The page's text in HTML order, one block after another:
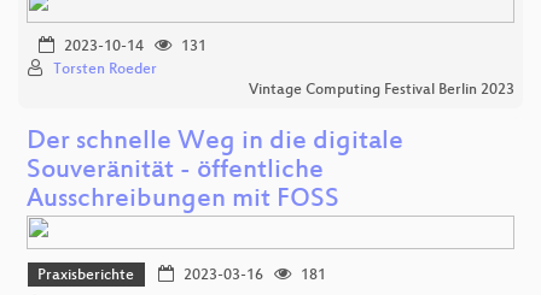
2023-10-14
131
Torsten Roeder
Vintage Computing Festival Berlin 2023
Der schnelle Weg in die digitale
Souveränität - öffentliche
Ausschreibungen mit FOSS
Praxisberichte 2023-03-16
181